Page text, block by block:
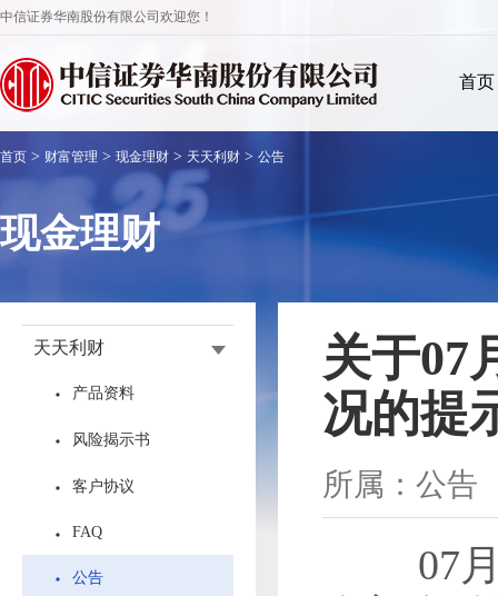
中信证券华南股份有限公司欢迎您！
首页
首页 > 财富管理 > 现金理财 > 天天利财 > 公告
现金理财
天天利财
产品资料
风险揭示书
客户协议
FAQ
公告
关于07
况的提
所属：公
07